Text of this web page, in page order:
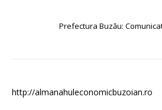
Prefectura Buzău:
http://almanahuleconomicbuzoian.ro